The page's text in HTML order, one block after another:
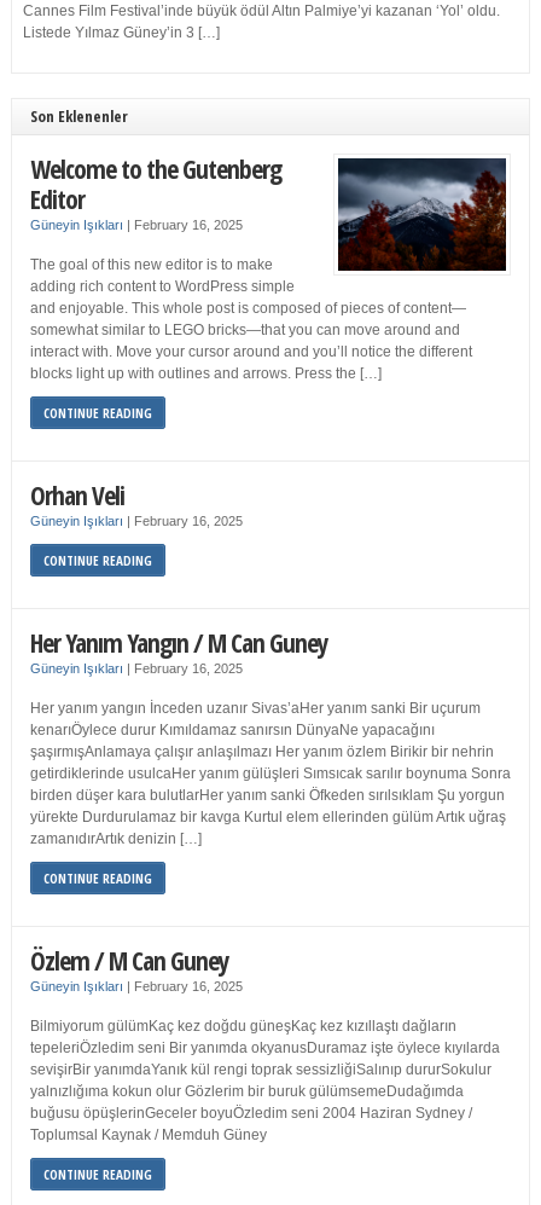
Cannes Film Festival’inde büyük ödül Altın Palmiye’yi kazanan ‘Yol’ oldu.
Listede Yılmaz Güney’in 3 […]
Son Eklenenler
Welcome to the Gutenberg
Editor
Güneyin Işıkları | February 16, 2025
The goal of this new editor is to make
adding rich content to WordPress simple
and enjoyable. This whole post is composed of pieces of content—
somewhat similar to LEGO bricks—that you can move around and
interact with. Move your cursor around and you’ll notice the different
blocks light up with outlines and arrows. Press the […]
CONTINUE READING
Orhan Veli
Güneyin Işıkları | February 16, 2025
CONTINUE READING
Her Yanım Yangın / M Can Guney
Güneyin Işıkları | February 16, 2025
Her yanım yangın İnceden uzanır Sivas’aHer yanım sanki Bir uçurum
kenarıÖylece durur Kımıldamaz sanırsın DünyaNe yapacağını
şaşırmışAnlamaya çalışır anlaşılmazı Her yanım özlem Birikir bir nehrin
getirdiklerinde usulcaHer yanım gülüşleri Sımsıcak sarılır boynuma Sonra
birden düşer kara bulutlarHer yanım sanki Öfkeden sırılsıklam Şu yorgun
yürekte Durdurulamaz bir kavga Kurtul elem ellerinden gülüm Artık uğraş
zamanıdırArtık denizin […]
CONTINUE READING
Özlem / M Can Guney
Güneyin Işıkları | February 16, 2025
Bilmiyorum gülümKaç kez doğdu güneşKaç kez kızıllaştı dağların
tepeleriÖzledim seni Bir yanımda okyanusDuramaz işte öylece kıyılarda
sevişirBir yanımdaYanık kül rengi toprak sessizliğiSalınıp dururSokulur
yalnızlığıma kokun olur Gözlerim bir buruk gülümsemeDudağımda
buğusu öpüşlerinGeceler boyuÖzledim seni 2004 Haziran Sydney /
Toplumsal Kaynak / Memduh Güney
CONTINUE READING